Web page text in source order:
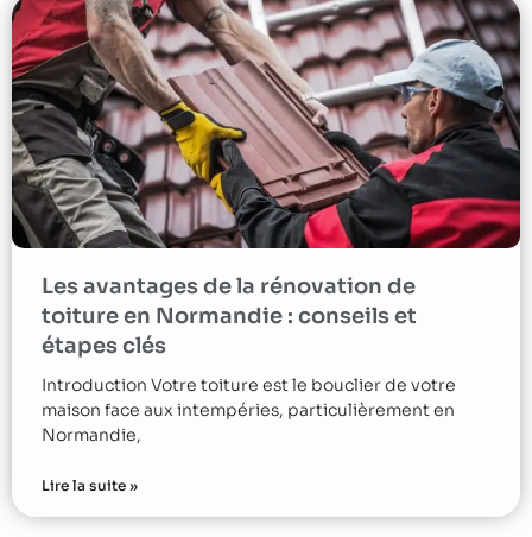
Les avantages de la rénovation de
toiture en Normandie : conseils et
étapes clés
Introduction Votre toiture est le bouclier de votre
maison face aux intempéries, particulièrement en
Normandie,
Lire la suite »